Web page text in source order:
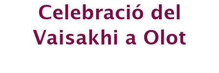
Celebració del
Vaisakhi a Olot